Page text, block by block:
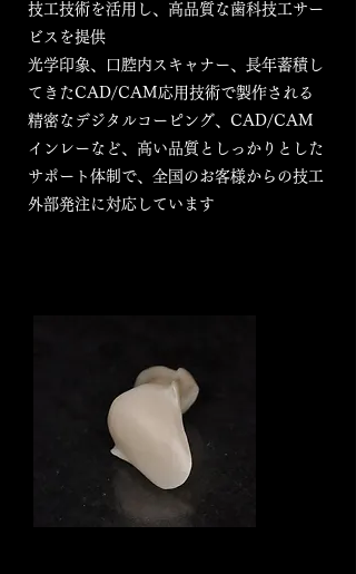
技工技術を活用し、高品質な歯科技工サー
ビスを提供
光学印象、口腔内スキャナー、長年蓄積し
てきたCAD/CAM応用技術で製作される
精密なデジタルコーピング、CAD/CAM
インレーなど、高い品質としっかりとした
サポート体制で、全国のお客様からの技工
外部発注に対応しています